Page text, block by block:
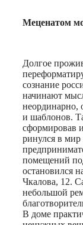
Меценатом
Долгое
сознание
начинают
неординарно,
и шаблонов.
сформировав
ринулся в мир
помещений
остановился
Чкалова, 12.
небольшой
В доме